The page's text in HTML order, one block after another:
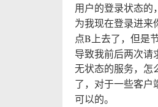
用户的登录状态的
为我现在登录进来
点B上去了，但是
导致我前后两次请
无状态的服务，怎
了，对于一些客户
可以的。